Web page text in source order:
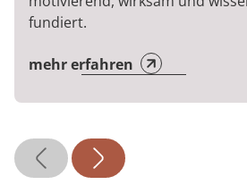
fundiert.
mehr erfahren